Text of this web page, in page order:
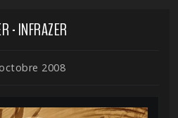
- INFRAZER
2008